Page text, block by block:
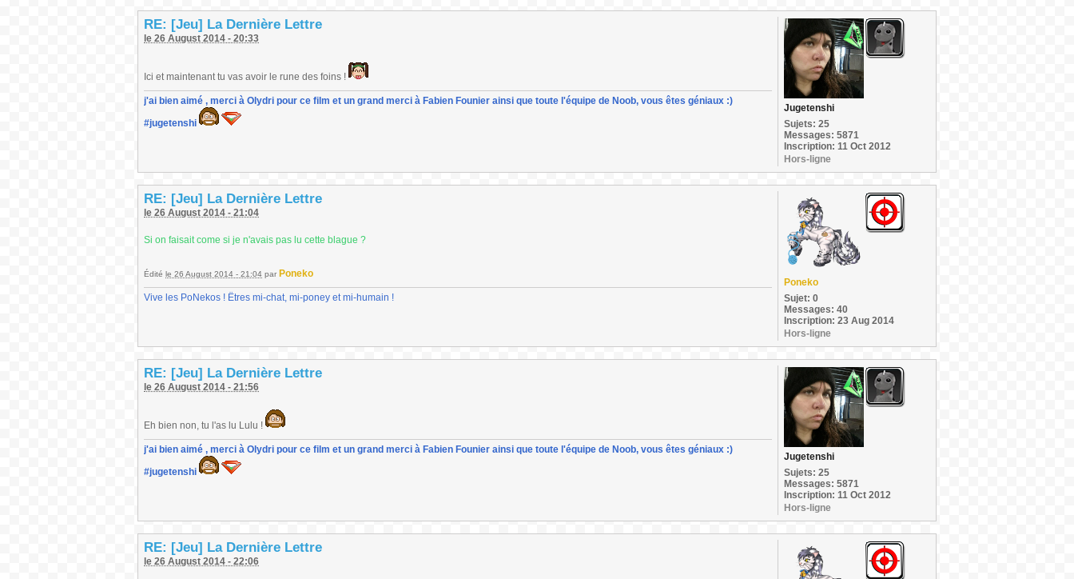
RE: [Jeu] La Dernière Lettre
le 26 August 2014 - 20:33
Ici et maintenant tu vas avoir le rune des foins !
j'ai bien aimé , merci à Olydri pour ce film et un grand merci à Fabien Founier ainsi que toute l'équipe de Noob, vous êtes géniaux :)
#jugetenshi
Jugetenshi
Sujets: 25
Messages: 5871
Inscription: 11 Oct 2012
Hors-ligne
RE: [Jeu] La Dernière Lettre
le 26 August 2014 - 21:04
Si on faisait come si je n'avais pas lu cette blague ?
Édité le 26 August 2014 - 21:04 par Poneko
Vive les PoNekos ! Êtres mi-chat, mi-poney et mi-humain !
Poneko
Sujet: 0
Messages: 40
Inscription: 23 Aug 2014
Hors-ligne
RE: [Jeu] La Dernière Lettre
le 26 August 2014 - 21:56
Eh bien non, tu l'as lu Lulu !
j'ai bien aimé , merci à Olydri pour ce film et un grand merci à Fabien Founier ainsi que toute l'équipe de Noob, vous êtes géniaux :)
#jugetenshi
Jugetenshi
Sujets: 25
Messages: 5871
Inscription: 11 Oct 2012
Hors-ligne
RE: [Jeu] La Dernière Lettre
le 26 August 2014 - 22:06